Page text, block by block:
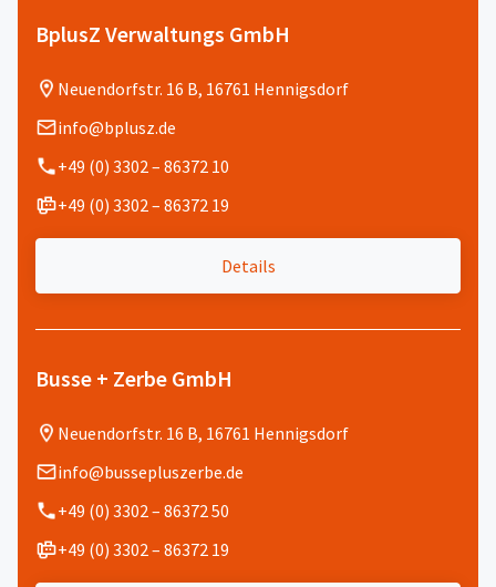
BplusZ Verwaltungs GmbH
Neuendorfstr. 16 B, 16761 Hennigsdorf
info@bplusz.de
+49 (0) 3302 – 86372 10
+49 (0) 3302 – 86372 19
Details
Busse + Zerbe GmbH
Neuendorfstr. 16 B, 16761 Hennigsdorf
info@bussepluszerbe.de
+49 (0) 3302 – 86372 50
+49 (0) 3302 – 86372 19